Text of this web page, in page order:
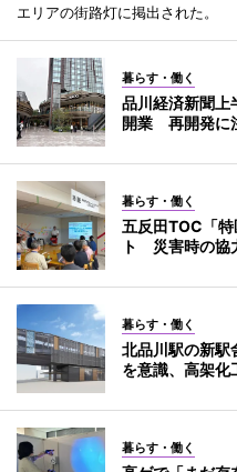
エリアの街路灯に掲出された。
暮らす・働く
品川経済新聞上
開業 再開発に
暮らす・働く
五反田TOC「
ト 災害時の協
暮らす・働く
北品川駅の新
を意識、高架化
暮らす・働く